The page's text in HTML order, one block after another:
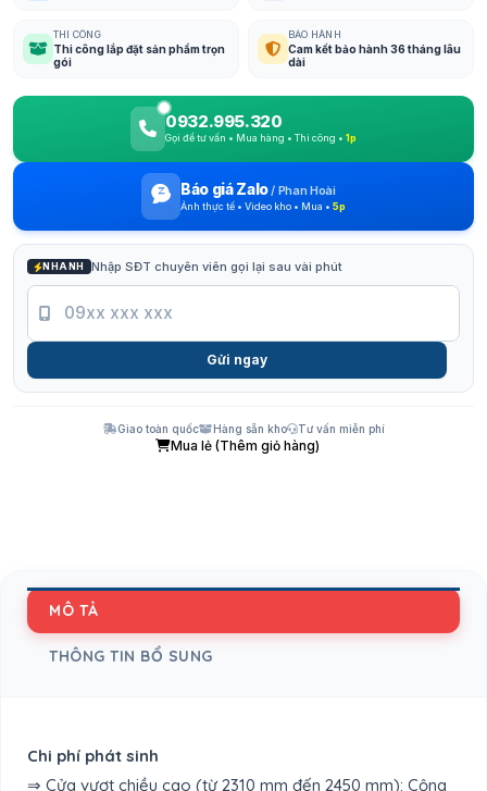
THI CÔNG
Thi công lắp đặt sản phẩm trọn
gói
BẢO HÀNH
Cam kết bảo hành 36 tháng lâu
dài
0932.995.320
Gọi để tư vấn • Mua hàng • Thi công • 1p
Báo giá Zalo/ Phan Hoài
Ảnh thực tế • Video kho • Mua • 5p
NHANH Nhập SĐT chuyên viên gọi lại sau vài phút
Gửi ngay
Giao toàn quốc Hàng sẵn kho Tư vấn miễn phí
Mua lẻ (Thêm giỏ hàng)
MÔ TẢ
THÔNG TIN BỔ SUNG
Chi phí phát sinh
⇒ Cửa vượt chiều cao (từ 2310 mm đến 2450 mm): Cộng